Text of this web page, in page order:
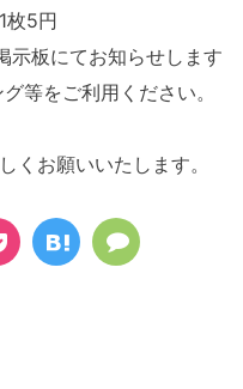
枚5円
示板にてお知らせします
等をご利用ください。
くお願いいたします。